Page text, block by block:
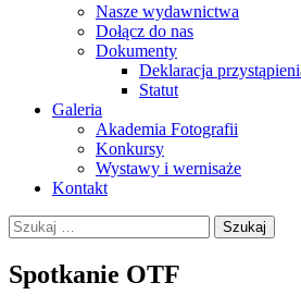
Nasze wydawnictwa
Dołącz do nas
Dokumenty
Deklaracja
Statut
Galeria
Akademia Fotografii
Konkursy
Wystawy i wernisaże
Kontakt
Szukaj:
Spotkanie OTF